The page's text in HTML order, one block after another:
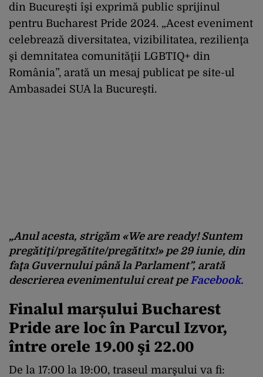
din Bucureşti îşi exprimă public sprijinul
pentru Bucharest Pride 2024. „Acest eveniment
celebrează diversitatea, vizibilitatea, rezilienţa
şi demnitatea comunităţii LGBTIQ+ din
România”, arată un mesaj publicat pe site-ul
Ambasadei SUA la Bucureşti.
„Anul acesta, strigăm «We are ready! Suntem
pregătiţi/pregătite/pregătitx!» pe 29 iunie, din
faţa Guvernului până la Parlament”, arată
descrierea evenimentului creat pe Facebook.
Finalul marșului Bucharest
Pride are loc în Parcul Izvor,
între orele 19.00 şi 22.00
De la 17:00 la 19:00, traseul marşului va fi: